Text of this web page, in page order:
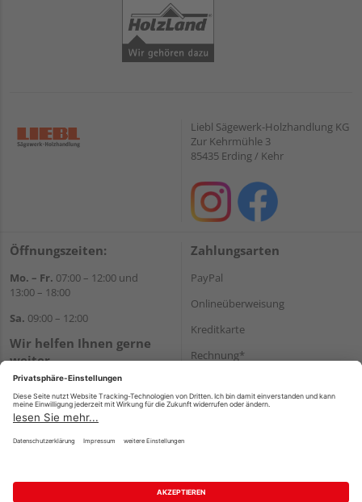
Liebl Sägewerk-Holzhandlung KG
Zur Kehrmühle 3
85435 Erding / Kehr
Öffnungszeiten:
Mo. – Fr. 07:00 – 12:00 und
13:00 – 18:00
Sa. 09:00 – 12:00
Wir helfen Ihnen gerne
weiter
Tel.:+49 8122 14197
E-Mail:vertrieb@holz-liebl.de
Zahlungsarten
PayPal
Onlineüberweisung
Kreditkarte
Rechnung*
Versand
Impressum AGB Widerruf
Datenschutz